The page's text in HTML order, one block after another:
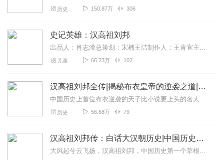
历史 150.87万 306
史记英雄：汉高祖刘邦
出品人：肖志滢总策划：宋楠王洁制作人：王青宜主编：撄宁编剧：刘绚王青宜涂洁孙明娟制片统筹：撄宁配音导演：少清声音出演：少清余昊威薄棠马程阎萌...
儿童 66.23万 102
汉高祖刘邦全传|揭秘布衣皇帝的逆袭之道|秦国人物 历史名人
中国历史上首位布衣逆袭的天子比小说更上头的名人传记详尽史料再现痞子刘邦的逆袭之路▲不务正业，贪酒好色，47岁“高龄”才开始起兵反秦，居然只花7年时间就打下了江山...
历史 56.68万 79
汉高祖刘邦传：白话大汉朝历史|中国历史系列
大风起兮云飞扬，汉高祖刘邦，中国历史第一个草根逆袭成皇帝的人！为什么要学习刘邦？一个放荡不羁的市井小民，在天下大乱、英雄辈出的秦朝末年脱颖而出，四年鏖战，五载争...